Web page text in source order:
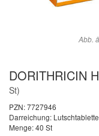
Abb.
DORITHRICIN
St)
PZN:7727946
Darreichung:
Menge: 40 St